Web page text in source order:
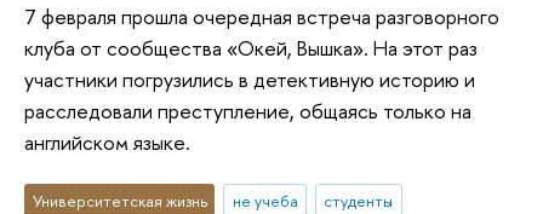
7 февраля прошла очередная встреча разговорного
клуба от сообщества «Окей, Вышка». На этот раз
участники погрузились в детективную историю и
расследовали преступление, общаясь только на
английском языке.
Университетская жизнь не учеба
студенты